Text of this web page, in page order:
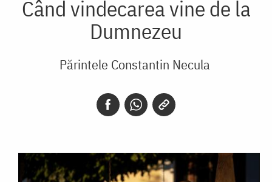
Când vindecarea vine de la
Dumnezeu
Părintele Constantin Necula